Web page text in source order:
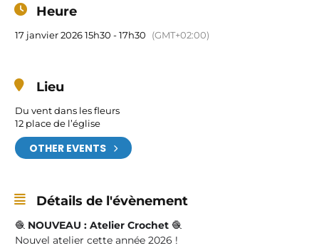
Heure
17 janvier 2026 15h30 - 17h30 (GMT+02:00)
Lieu
Du vent dans les fleurs
12 place de l’église
OTHER EVENTS
Détails de l'évènement
🧶 NOUVEAU : Atelier Crochet 🧶
Nouvel atelier cette année 2026 !